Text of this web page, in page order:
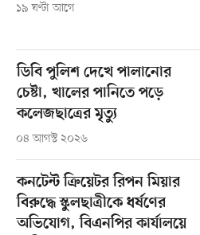
১৯ ঘণ্টা আগে
ডিবি পুলিশ দেখে পালানোর
চেষ্টা, খালের পানিতে পড়ে
কলেজছাত্রের মৃত্যু
০৪ আগস্ট ২০২৬
কনটেন্ট ক্রিয়েটর রিপন মিয়ার
বিরুদ্ধে স্কুলছাত্রীকে ধর্ষণের
অভিযোগ, বিএনপির কার্যালয়ে